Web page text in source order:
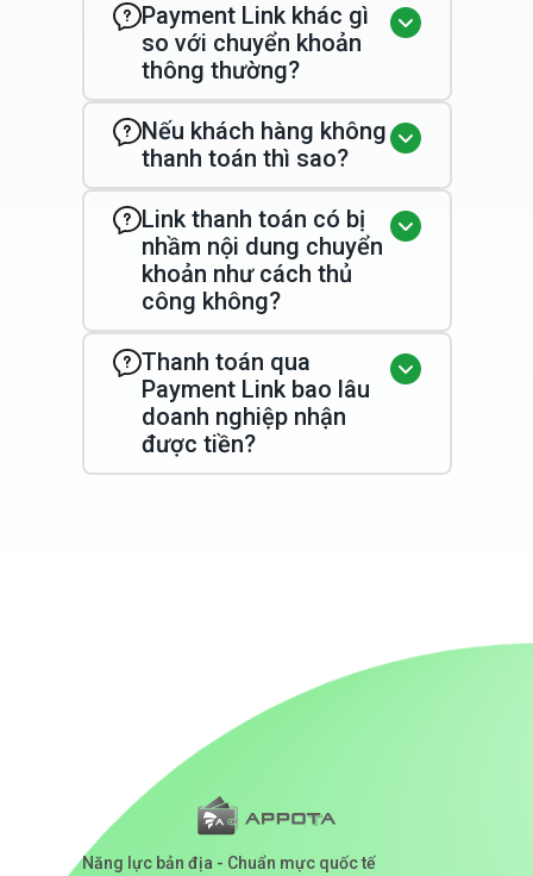
Payment Link khác gì
so với chuyển khoản
thông thường?
Nếu khách hàng không
thanh toán thì sao?
Link thanh toán có bị
nhầm nội dung chuyển
khoản như cách thủ
công không?
Thanh toán qua
Payment Link bao lâu
doanh nghiệp nhận
được tiền?
Năng lực bản địa - Chuẩn mực quốc tế